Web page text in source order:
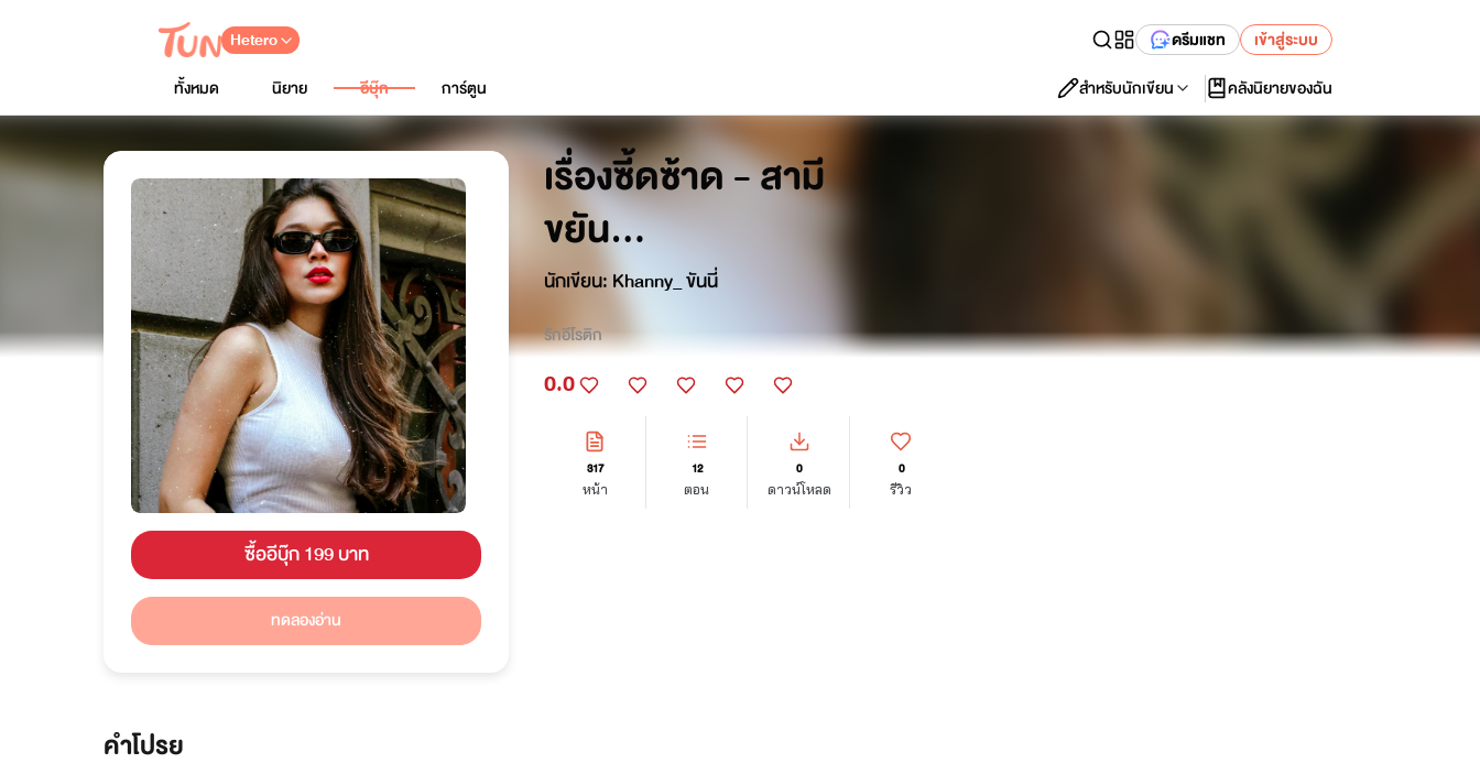
Hetero ดรีมแชท
เข้าสู่ระบบ
ทั้งหมด
นิยาย อีบุ๊ก การ์ตูน สำหรับนักเขียน คลังนิยายของฉัน
ซื้ออีบุ๊ก 199 บาท
ทดลองอ่าน
เรื่องซี้ดซ้าด - สามี
ขยัน...
นักเขียน: Khanny_ ขันนี่
รักอีโรติก
0.0
317
หน้า
12
ตอน
0
ดาวน์โหลด
0
รีวิว
คำโปรย